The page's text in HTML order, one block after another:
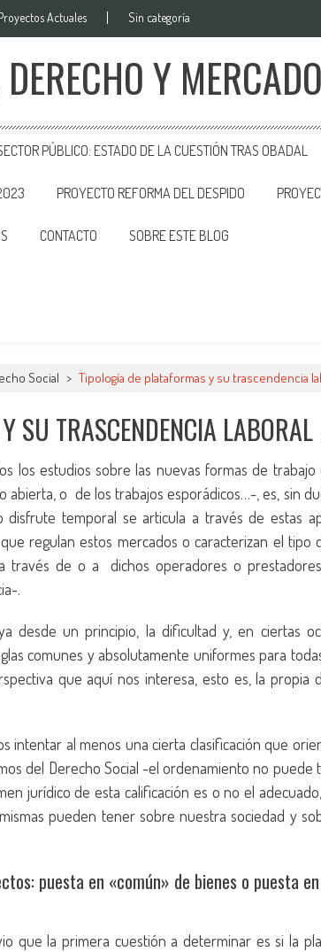
Actuales Sin categoría
Y MERCADO
PÚBLICO: ESTADO DE LA CUESTIÓN TRAS OBADAL
PROYECTO REFORMA DEL DESPIDO
CONTACTO SOBRE ESTE BLOG
Social > Tipología de plataformas y su trascendencia
SU TRASCENDENCIA LABORAL
los estudios sobre las nuevas formas de trabajo
abierta, o de los trabajos esporádicos…-, es, sin
temporal se articula a través de estas
regulan estos mercados o caracterizan el tipo
través de o a dichos operadores o
.
desde un principio, la dificultad y, en ciertas
comunes y absolutamente uniformes para
que aquí nos interesa, esto es, la propia
intentar al menos una cierta clasificación que
del Derecho Social -el ordenamiento no puede
jurídico de esta calificación es o no el
pueden tener sobre nuestra sociedad y
puesta en «común» de bienes o puesta
que la primera cuestión a determinar es si la